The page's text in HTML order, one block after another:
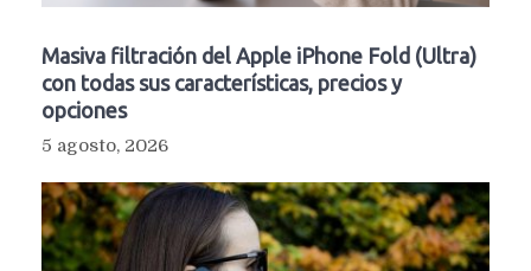
Masiva filtración del Apple iPhone Fold (Ultra)
con todas sus características, precios y
opciones
5 agosto, 2026